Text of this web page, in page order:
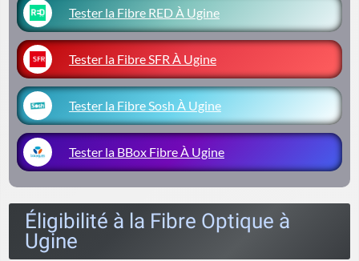
Tester la Fibre RED À Ugine
Tester la Fibre SFR À Ugine
Tester la Fibre Sosh À Ugine
Tester la BBox Fibre À Ugine
Éligibilité à la Fibre Optique à
Ugine